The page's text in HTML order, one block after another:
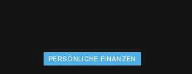
PERSÖNLICHE FINANZEN